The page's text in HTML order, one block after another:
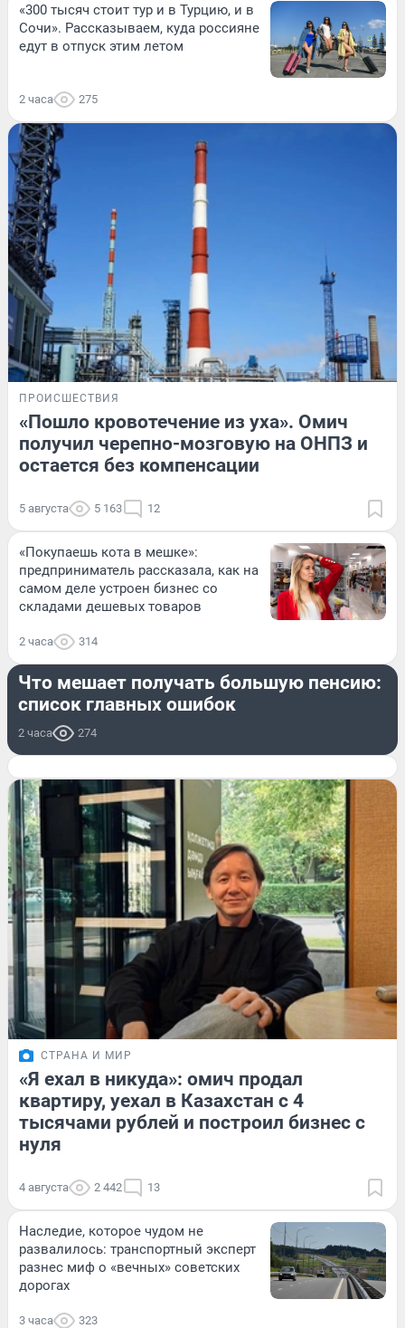
«300 тысяч стоит тур и в Турцию, и в
Сочи». Рассказываем, куда россияне
едут в отпуск этим летом
2 часа 275
ПРОИСШЕСТВИЯ
«Пошло кровотечение из уха». Омич
получил черепно-мозговую на ОНПЗ и
остается без компенсации
5 августа 5 163 12
«Покупаешь кота в мешке»:
предприниматель рассказала, как на
самом деле устроен бизнес со
складами дешевых товаров
2 часа 314
ЭКОНОМИКА
Что мешает получать большую пенсию:
список главных ошибок
2 часа 274
СТРАНА И МИР
«Я ехал в никуда»: омич продал
квартиру, уехал в Казахстан с 4
тысячами рублей и построил бизнес с
нуля
4 августа 2 442 13
Наследие, которое чудом не
развалилось: транспортный эксперт
разнес миф о «вечных» советских
дорогах
3 часа 323